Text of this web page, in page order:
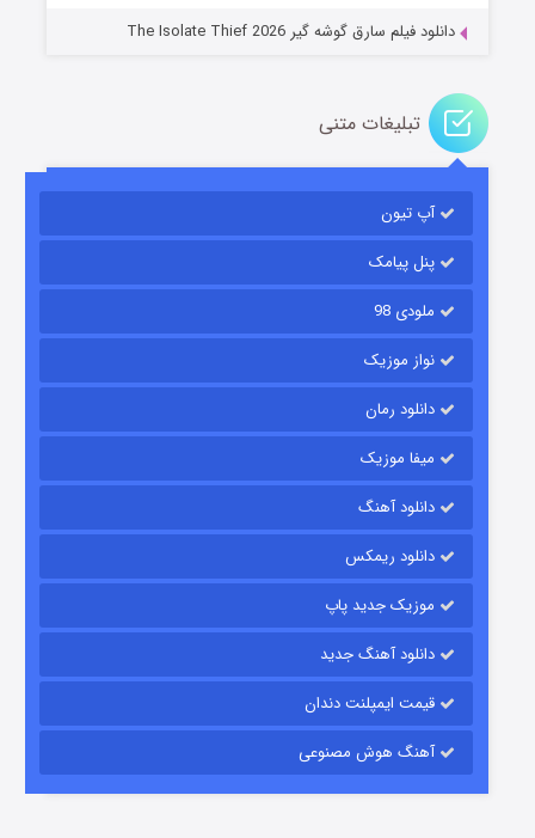
شکست استوارت در نجات جهان
قسمت
دانلود فیلم سارق گوشه گیر The Isolate Thief 2026
تبلیغات متنی
آپ تیون
پنل پیامک
ملودی 98
نواز موزیک
دانلود رمان
میفا موزیک
دانلود آهنگ
دانلود ریمکس
موزیک جدید پاپ
دانلود آهنگ جدید
قیمت ایمپلنت دندان
آهنگ هوش مصنوعی